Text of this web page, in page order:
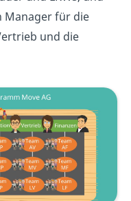
Manager für die
und die